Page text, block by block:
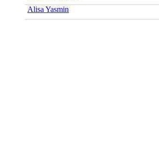
Alisa Yasmin